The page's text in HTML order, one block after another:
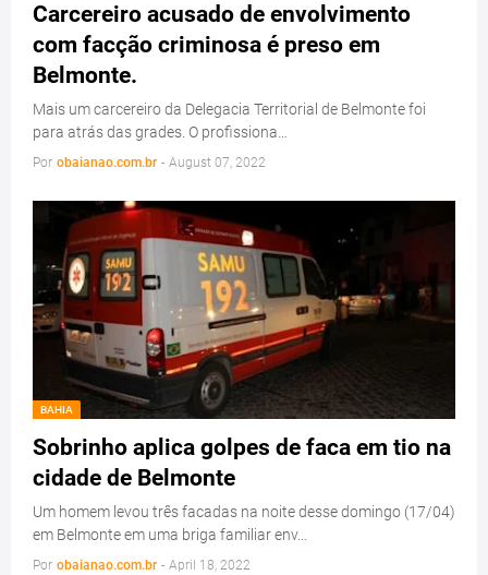
Carcereiro acusado de envolvimento
com facção criminosa é preso em
Belmonte.
Mais um carcereiro da Delegacia Territorial de Belmonte foi
para atrás das grades. O profissiona…
Por obaianao.com.br - August 07, 2022
BAHIA
Sobrinho aplica golpes de faca em tio na
cidade de Belmonte
Um homem levou três facadas na noite desse domingo (17/04)
em Belmonte em uma briga familiar env…
Por obaianao.com.br - April 18, 2022